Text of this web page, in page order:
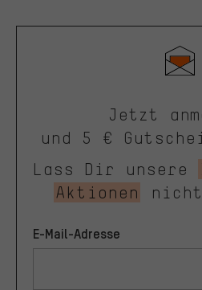
Jetzt
und 5 €
Lass Dir unsere
Aktionen
nicht
E-Mail-Adresse